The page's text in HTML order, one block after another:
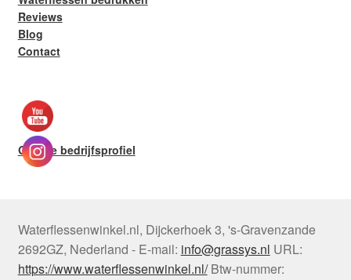
Reviews
Blog
Contact
Google bedrijfsprofiel
Waterflessenwinkel.nl, Dijckerhoek 3, 's-Gravenzande
2692GZ, Nederland - E-mail: info@grassys.nl URL:
https://www.waterflessenwinkel.nl/ Btw-nummer: